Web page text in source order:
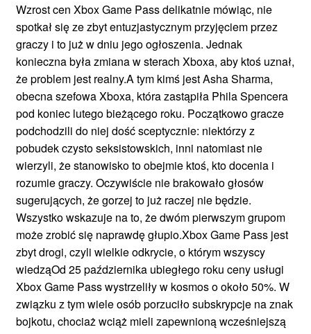
Wzrost cen Xbox Game Pass delikatnie mówiąc, nie
spotkał się ze zbyt entuzjastycznym przyjęciem przez
graczy i to już w dniu jego ogłoszenia. Jednak
konieczna była zmiana w sterach Xboxa, aby ktoś uznał,
że problem jest realny.A tym kimś jest Asha Sharma,
obecna szefowa Xboxa, która zastąpiła Phila Spencera
pod koniec lutego bieżącego roku. Początkowo gracze
podchodzili do niej dość sceptycznie: niektórzy z
pobudek czysto seksistowskich, inni natomiast nie
wierzyli, że stanowisko to obejmie ktoś, kto docenia i
rozumie graczy. Oczywiście nie brakowało głosów
sugerujących, że gorzej to już raczej nie będzie.
Wszystko wskazuje na to, że dwóm pierwszym grupom
może zrobić się naprawdę głupio.Xbox Game Pass jest
zbyt drogi, czyli wielkie odkrycie, o którym wszyscy
wiedząOd 25 października ubiegłego roku ceny usługi
Xbox Game Pass wystrzeliły w kosmos o około 50%. W
związku z tym wiele osób porzuciło subskrypcje na znak
bojkotu, chociaż wciąż mieli zapewnioną wcześniejszą